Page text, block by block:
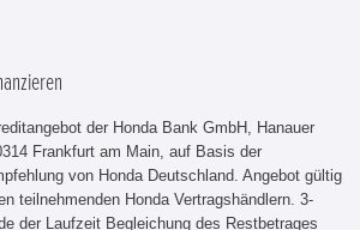
der Honda Bank GmbH, Hanauer
Frankfurt am Main, auf Basis der
von Honda Deutschland. Angebot gültig
teilnehmenden Honda Vertragshändlern. 3-
der Laufzeit Begleichung des Restbetrages